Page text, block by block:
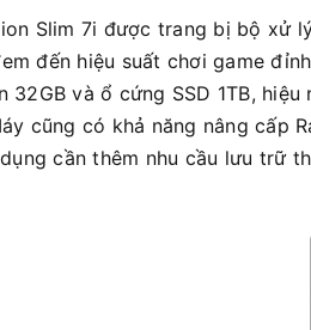
Slim 7i được trang bị bộ xử
đến hiệu suất chơi game
32GB và ổ cứng SSD 1TB,
cũng có khả năng nâng cấp
cần thêm nhu cầu lưu trữ